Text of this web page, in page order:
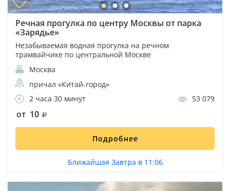
Речная прогулка по центру Москвы от парка
«Зарядье»
Незабываемая водная прогулка на речном
трамвайчике по центральной Москве
Москва
причал «Китай-город»
2 часа 30 минут
53 079
от 10
Подробнее
Ближайшая Завтра в 11:06